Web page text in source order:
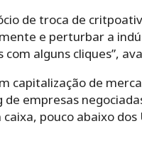
de troca de
e perturbar a
alguns cliques”,
capitalização de
empresas
pouco abaixo